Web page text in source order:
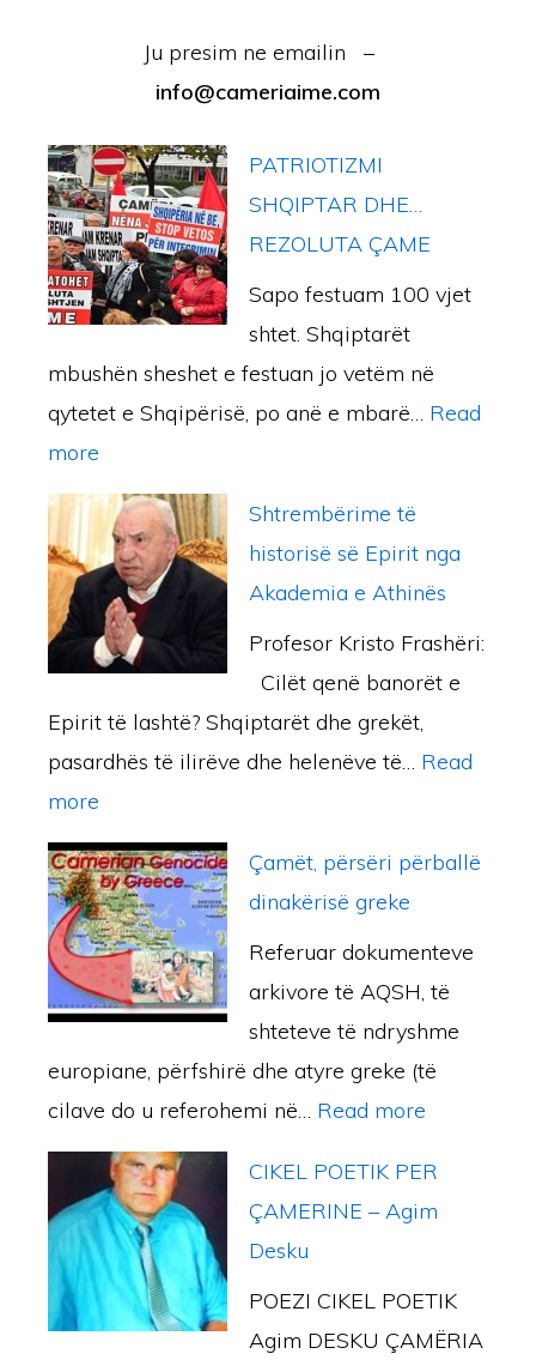
Ju presim ne emailin –
info@cameriaime.com
PATRIOTIZMI
SHQIPTAR DHE…
REZOLUTA ÇAME
Sapo festuam 100 vjet
shtet. Shqiptarët
mbushën sheshet e festuan jo vetëm në
qytetet e Shqipërisë, po anë e mbarë… Read
more
P
A
T
R
I
T
I
M
I
S
H
Q
P
T
A
R
D
H
E
Shtrembërime të
historisë së Epirit nga
Akademia e Athinës
Profesor Kristo Frashëri:
Cilët qenë banorët e
Epirit të lashtë? Shqiptarët dhe grekët,
pasardhës të ilirëve dhe helenëve të… Read
more
S
h
t
r
e
b
ë
r
i
m
e
Çamët, përsëri përballë
dinakërisë greke
Referuar dokumenteve
arkivore të AQSH, të
shteteve të ndryshme
europiane, përfshirë dhe atyre greke (të
cilave do u referohemi në… Read more
a
m
t
,
CIKEL POETIK PER
ÇAMERINE – Agim
Desku
POEZI CIKEL POETIK
Agim DESKU ÇAMËRIA